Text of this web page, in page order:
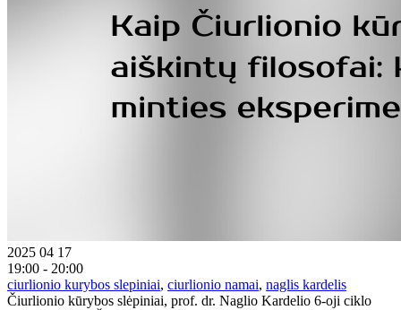
2025 04 17
19:00 - 20:00
ciurlionio kurybos slepiniai, ciurlionio namai, naglis kardelis
Čiurlionio kūrybos slėpiniai, prof. dr. Naglio Kardelio 6-oji ciklo